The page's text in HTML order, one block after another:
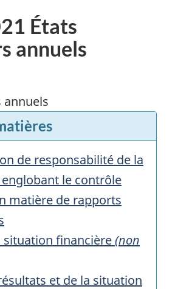
États
annuels
annuels
de responsabilité de la
le contrôle
matière de rapports
situation financière(non
et de la situation